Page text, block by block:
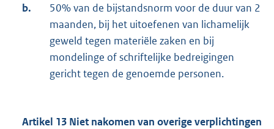
b.
50% van de bijstandsnorm voor de duur van 2
maanden, bij het uitoefenen van lichamelijk
geweld tegen materiële zaken en bij
mondelinge of schriftelijke bedreigingen
gericht tegen de genoemde personen.
Artikel 13 Niet nakomen van overige verplichtingen